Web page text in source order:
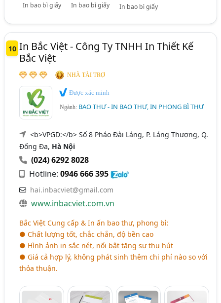
In bao bì giấy In bao bì giấy In bao bì giấy
10 In Bắc Việt - Công Ty TNHH In Thiết Kế
Bắc Việt
NHÀ TÀI TRỢ
Được xác minh
Ngành: BAO THƯ - IN BAO THƯ, IN PHONG BÌ THƯ
<b>VPGD:</b> Số 8 Pháo Đài Láng, P. Láng Thượng, Q.
Đống Đa, Hà Nội
(024) 6292 8028
Hotline:0946 666 395
hai.inbacviet@gmail.com
www.inbacviet.com.vn
Bắc Việt Cung cấp & In ấn bao thư, phong bì:
● Chất lượng tốt, chắc chắn, độ bền cao
● Hình ảnh in sắc nét, nổi bật tăng sự thu hút
● Giá cả hợp lý, không phát sinh thêm chi phí nào so với
thỏa thuận.